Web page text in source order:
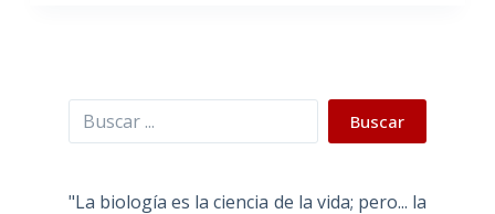
Buscar Buscar
"La biología es la ciencia de la vida; pero... la